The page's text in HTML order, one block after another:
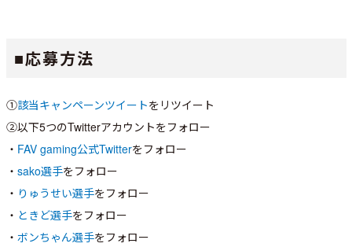
■応募方法
①該当キャンペーンツイートをリツイート
②以下5つのTwitterアカウントをフォロー
・ FAV gaming公式Twitterをフォロー
・ sako選手をフォロー
・ りゅうせい選手をフォロー
・ ときど選手をフォロー
・ ボンちゃん選手をフォロー